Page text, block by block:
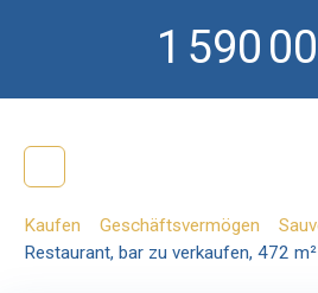
1 590
Kaufen Geschäftsvermögen
Restaurant, bar zu verkaufen, 472